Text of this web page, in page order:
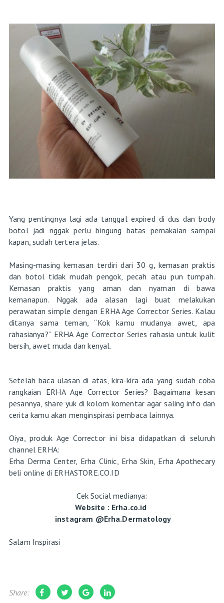
Yang pentingnya lagi ada tanggal expired di dus dan body
botol jadi nggak perlu bingung batas pemakaian sampai
kapan, sudah tertera jelas.
Masing-masing kemasan terdiri dari 30 g, kemasan praktis
dan botol tidak mudah pengok, pecah atau pun tumpah.
Kemasan praktis yang aman dan nyaman di bawa
kemanapun. Nggak ada alasan lagi buat melakukan
perawatan simple dengan ERHA Age Corrector Series. Kalau
ditanya sama teman, “Kok kamu mudanya awet, apa
rahasianya?” ERHA Age Corrector Series rahasia untuk kulit
bersih, awet muda dan kenyal.
Setelah baca ulasan di atas, kira-kira ada yang sudah coba
rangkaian ERHA Age Corrector Series? Bagaimana kesan
pesannya, share yuk di kolom komentar agar saling info dan
cerita kamu akan menginspirasi pembaca lainnya.
Oiya, produk Age Corrector ini bisa didapatkan di seluruh
channel ERHA:
Erha Derma Center, Erha Clinic, Erha Skin, Erha Apothecary
beli online di ERHASTORE.CO.ID
Cek Social medianya:
Website : Erha.co.id
instagram @Erha.Dermatology
Salam Inspirasi
Share: